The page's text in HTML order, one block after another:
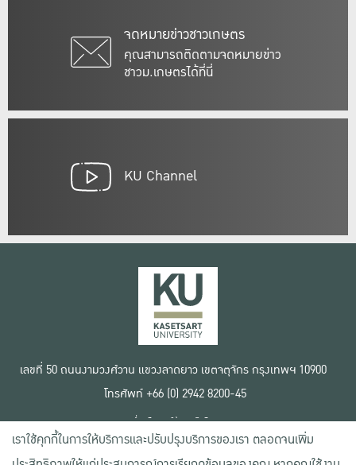
จดหมายข่าวชาวเกษตร
คุณสามารถติดตามจดหมายข่าว
ชาวม.เกษตรได้ที่นี่
KU Channel
เลขที่ 50 ถนนงามวงศ์วาน แขวงลาดยาว เขตจตุจักร กรุงเทพฯ 10900
โทรศัพท์ +66 (0) 2942 8200-45
เงื่อนไขการใช้งานเว็บไซต์
ข้อตกลงด้านสิทธิ์ใช้งาน
นโยบายความเป็นส่วนตัว
เราใช้คุกกี้ในการให้บริการและปรับปรุงบริการของเรา ตลอดจนเพิ่ม